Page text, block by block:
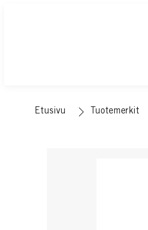
Etusivu Tuotemerkit